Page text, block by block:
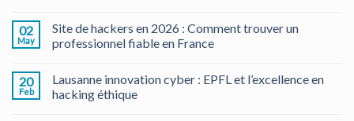
02
May
Site de hackers en 2026 : Comment trouver un
professionnel fiable en France
20
Feb
Lausanne innovation cyber : EPFL et l’excellence en
hacking éthique